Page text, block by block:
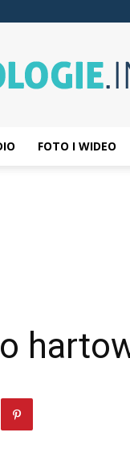
FOTO I WIDEO